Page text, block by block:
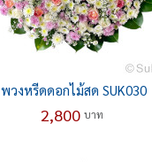
พวงหรีดดอกไม้สด SUK030
2,800บาท